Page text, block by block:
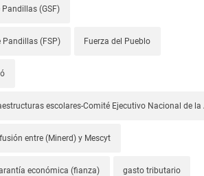
Pandillas (GSF)
Pandillas (FSP) Fuerza del Pueblo
escolares-Comité Ejecutivo Nacional de la
fusión entre (Minerd) y Mescyt
económica (fianza) gasto tributario